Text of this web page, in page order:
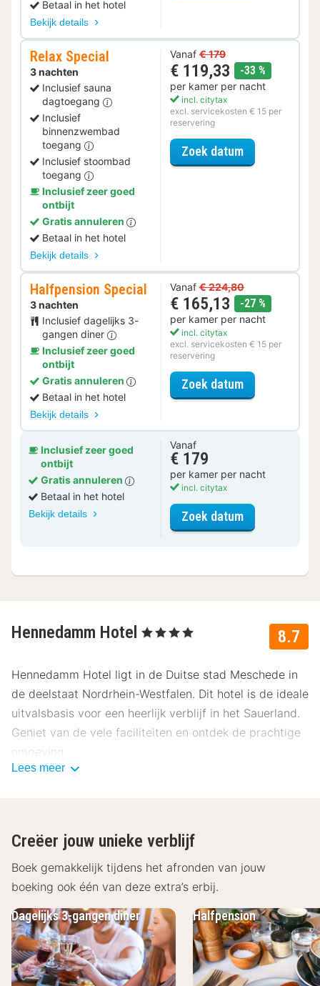
Betaal in het hotel
Bekijk details
Relax Special
3 nachten
Inclusief sauna
dagtoegang
Inclusief
binnenzwembad
toegang
Inclusief stoombad
toegang
Inclusief zeer goed
ontbijt
Gratis annuleren
Betaal in het hotel
Bekijk details
Vanaf € 179
€ 119,33 -33 %
per kamer per nacht
incl. citytax
excl. servicekosten € 15 per
reservering
Zoek datumvoor Relax
Halfpension Special
3 nachten
Inclusief dagelijks 3-
gangen diner
Inclusief zeer goed
ontbijt
Gratis annuleren
Betaal in het hotel
Bekijk details
Vanaf € 224,80
€ 165,13 -27 %
per kamer per nacht
incl. citytax
excl. servicekosten € 15 per
reservering
Zoek datumvoor
Inclusief zeer goed
ontbijt
Gratis annuleren
Betaal in het hotel
Bekijk details
Vanaf
€ 179
per kamer per nacht
incl. citytax
Zoek datumvoor
8.7
Hennedamm Hotel , 4 Sterren
Hennedamm Hotel ligt in de Duitse stad Meschede in
de deelstaat Nordrhein-Westfalen. Dit hotel is de ideale
uitvalsbasis voor een heerlijk verblijf in het Sauerland.
Geniet van de vele faciliteiten en ontdek de prachtige
omgeving.
Hennedamm Hotel beschikken standaard over een
televisie, een telefoon, een minibar, een kluisje, gratis
Wi-Fi. De badkamers hebben een bad en/of douche,
een föhn, badjassen en een toilet.
Restaurant en andere faciliteiten
Hennedamm Hotel
’s Ochtends staat er in de ontbijtruimte van het hotel
Lees meer
Creëer jouw unieke verblijf
Boek gemakkelijk tijdens het afronden van jouw
boeking ook één van deze extra’s erbij.
Dagelijks 3-gangen diner Halfpension